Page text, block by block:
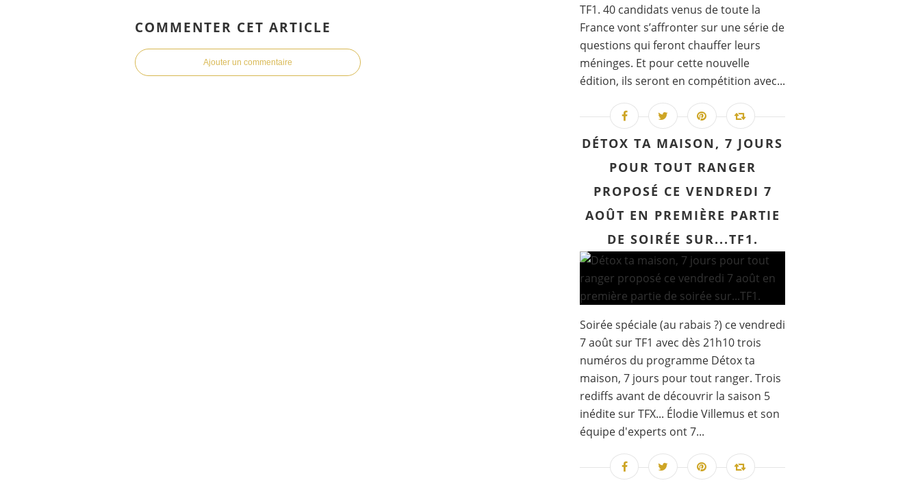
COMMENTER CET ARTICLE
Ajouter un commentaire
TF1. 40 candidats venus de toute la
France vont s’affronter sur une série de
questions qui feront chauffer leurs
méninges. Et pour cette nouvelle
édition, ils seront en compétition avec...
DÉTOX TA MAISON, 7 JOURS
POUR TOUT RANGER
PROPOSÉ CE VENDREDI 7
AOÛT EN PREMIÈRE PARTIE
DE SOIRÉE SUR...TF1.
Soirée spéciale (au rabais ?) ce vendredi
7 août sur TF1 avec dès 21h10 trois
numéros du programme Détox ta
maison, 7 jours pour tout ranger. Trois
rediffs avant de découvrir la saison 5
inédite sur TFX... Élodie Villemus et son
équipe d'experts ont 7...